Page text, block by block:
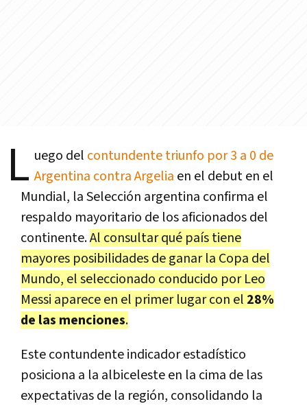
L uego del contundente triunfo por 3 a 0 de
Argentina contra Argelia en el debut en el
Mundial, la Selección argentina confirma el
respaldo mayoritario de los aficionados del
continente.Al consultar qué país tiene
mayores posibilidades de ganar la Copa del
Mundo, el seleccionado conducido por Leo
Messi aparece en el primer lugar con el 28%
de las menciones.
Este contundente indicador estadístico
posiciona a la albiceleste en la cima de las
expectativas de la región, consolidando la